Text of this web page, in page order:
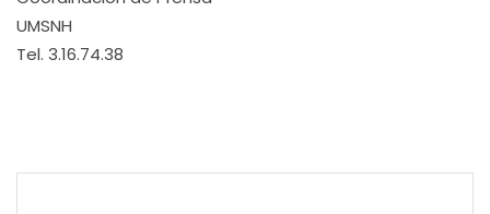
UMSNH
Tel. 3.16.74.38